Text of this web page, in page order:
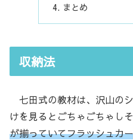
まとめ
収納法
七田式の教材は、沢山の
けを見るとごちゃごちゃし
が揃っていてフラッシュカ